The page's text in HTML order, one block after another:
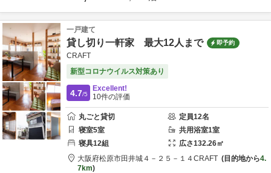
一戸建て
貸し切り一軒家 最大12人まで 即予約
CRAFT
新型コロナウイルス対策あり
4.7/5
Excellent!
10件の評価
丸ごと貸切 定員12名
寝室5室 共用浴室1室
寝具12組 広さ132.26㎡
大阪府松原市田井城４－２５－１４CRAFT 目的地から4.
7km